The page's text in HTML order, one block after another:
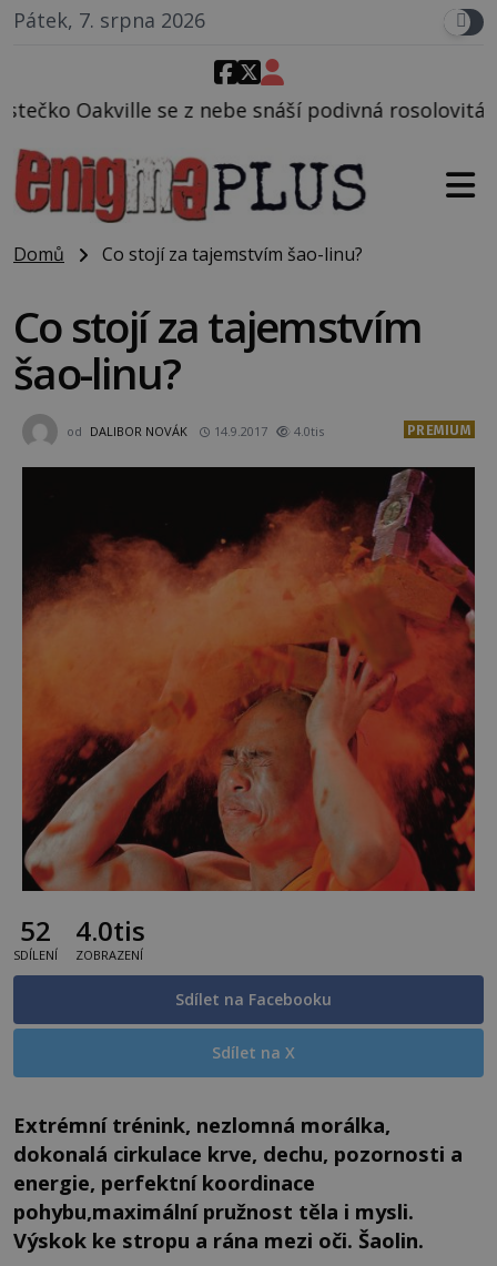
Pátek, 7. srpna 2026
snáší podivná rosolovitá látka neznámého
Domů Co stojí za tajemstvím šao-linu?
Co stojí za tajemstvím
šao-linu?
od DALIBOR NOVÁK 14.9.2017 4.0tis PREMIUM
52
SDÍLENÍ
4.0tis
ZOBRAZENÍ
Sdílet na Facebooku
Sdílet na X
Extrémní trénink, nezlomná morálka,
dokonalá cirkulace krve, dechu, pozornosti a
energie, perfektní koordinace
pohybu,maximální pružnost těla i mysli.
Výskok ke stropu a rána mezi oči. Šaolin.